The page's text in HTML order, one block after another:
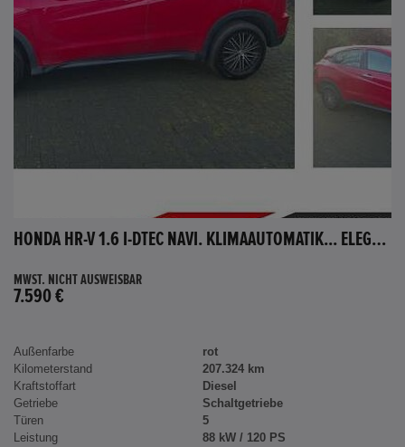
HONDA HR-V 1.6 I-DTEC NAVI. KLIMAAUTOMATIK... ELEGANCE
MWST. NICHT AUSWEISBAR
7.590 €
Außenfarbe
rot
Kilometerstand
207.324 km
Kraftstoffart
Diesel
Getriebe
Schaltgetriebe
Türen
5
Leistung
88 kW / 120 PS